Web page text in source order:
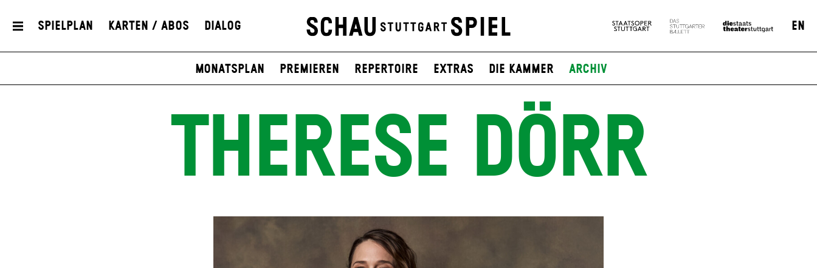
Spielplan Karten / Abos Dialog EN
Monatsplan Premieren Repertoire Extras Die Kammer Archiv
THERESE DÖRR